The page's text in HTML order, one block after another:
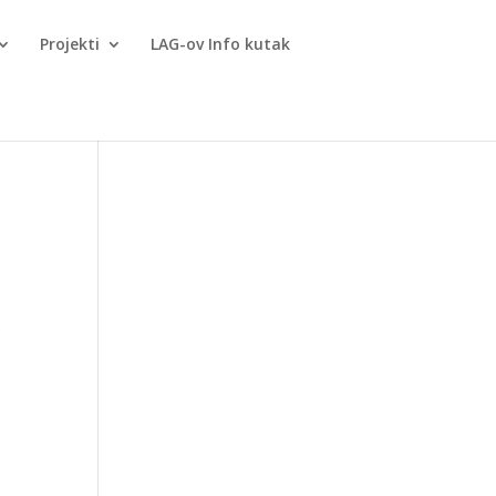
Projekti LAG-ov Info kutak